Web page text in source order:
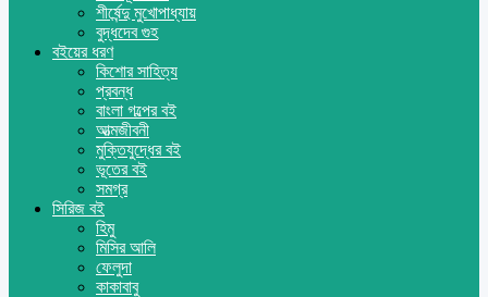
শীর্ষেন্দু মুখোপাধ্যায়
বুদ্ধদেব গুহ
বইয়ের ধরণ
কিশোর সাহিত্য
প্রবন্ধ
বাংলা গল্পের বই
আত্মজীবনী
মুক্তিযুদ্ধের বই
ভূতের বই
সমগ্র
সিরিজ বই
হিমু
মিসির আলি
ফেলুদা
কাকাবাবু